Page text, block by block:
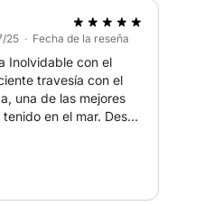
25 · Fecha de la reseña
Inolvidable con el
travesía con el
una de las mejores
en el mar. Desde
a bordo, la